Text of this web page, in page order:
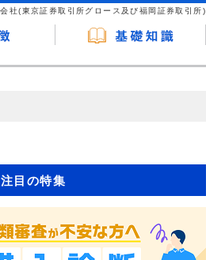
社(東京証券取引所グロース及び福岡証券取引所)
注目の特集